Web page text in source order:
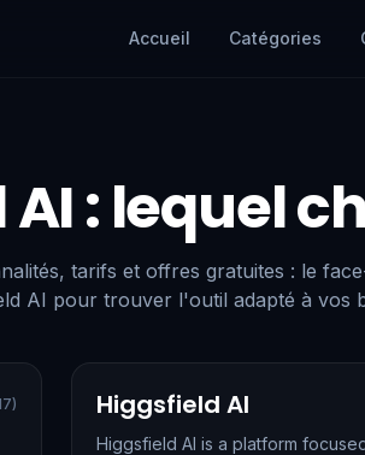
Accueil Catégories
: lequel
tarifs et offres gratuites : le
AI pour trouver l'outil adapté à vos
) Higgsfield AI
Higgsfield AI is a platform